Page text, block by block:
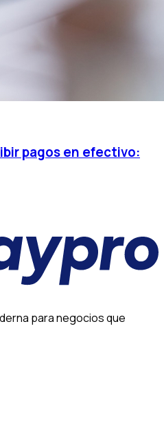
pagos en efectivo:
para negocios que